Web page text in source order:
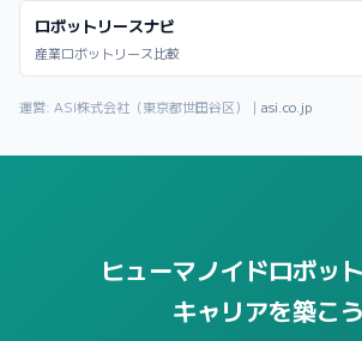
ロボットリースナビ
産業ロボットリース比較
運営: ASI株式会社（東京都世田谷区）｜ asi.co.jp
ヒューマノイドロボッ
キャリアを築こう